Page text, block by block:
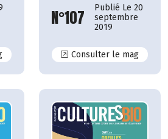
N°108
N°107
Publié Le 20
septembre
2019
Consulter le magN°107